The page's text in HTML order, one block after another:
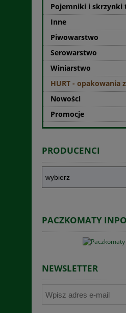
Pojemniki i skrzynki
Inne
Piwowarstwo
Serowarstwo
Winiarstwo
HURT - opakowania
Nowości
Promocje
PRODUCENCI
PACZKOMATY
NEWSLETTER